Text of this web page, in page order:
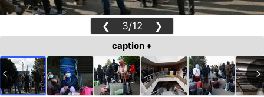
❮ 3/12 ❯
caption +